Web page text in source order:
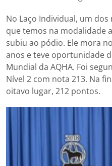
No Laço Individual, um
que temos na modalidade
subiu ao pódio. Ele mora
anos e teve oportunidade
Mundial da AQHA. Foi
Nível 2 com nota 213. Na
oitavo lugar, 212 pontos.